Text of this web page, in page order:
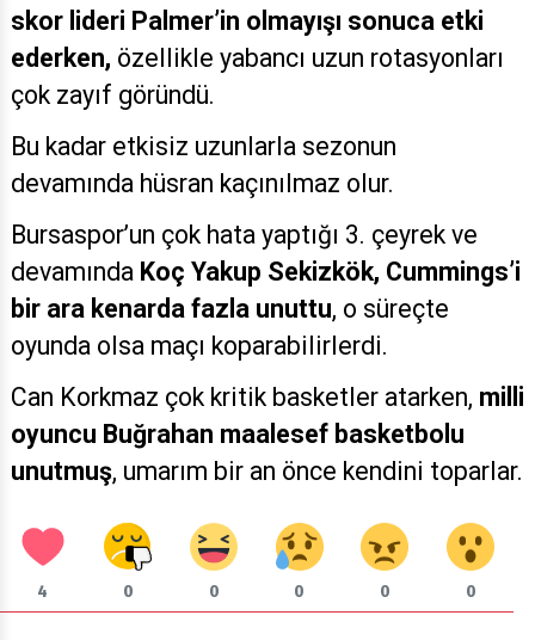
skor lideri Palmer’in olmayışı sonuca etki
ederken, özellikle yabancı uzun rotasyonları
çok zayıf göründü.
Bu kadar etkisiz uzunlarla sezonun
devamında hüsran kaçınılmaz olur.
Bursaspor’un çok hata yaptığı 3. çeyrek ve
devamında Koç Yakup Sekizkök, Cummings’i
bir ara kenarda fazla unuttu, o süreçte
oyunda olsa maçı koparabilirlerdi.
Can Korkmaz çok kritik basketler atarken, milli
oyuncu Buğrahan maalesef basketbolu
unutmuş, umarım bir an önce kendini toparlar.
4 0 0 0 0 0